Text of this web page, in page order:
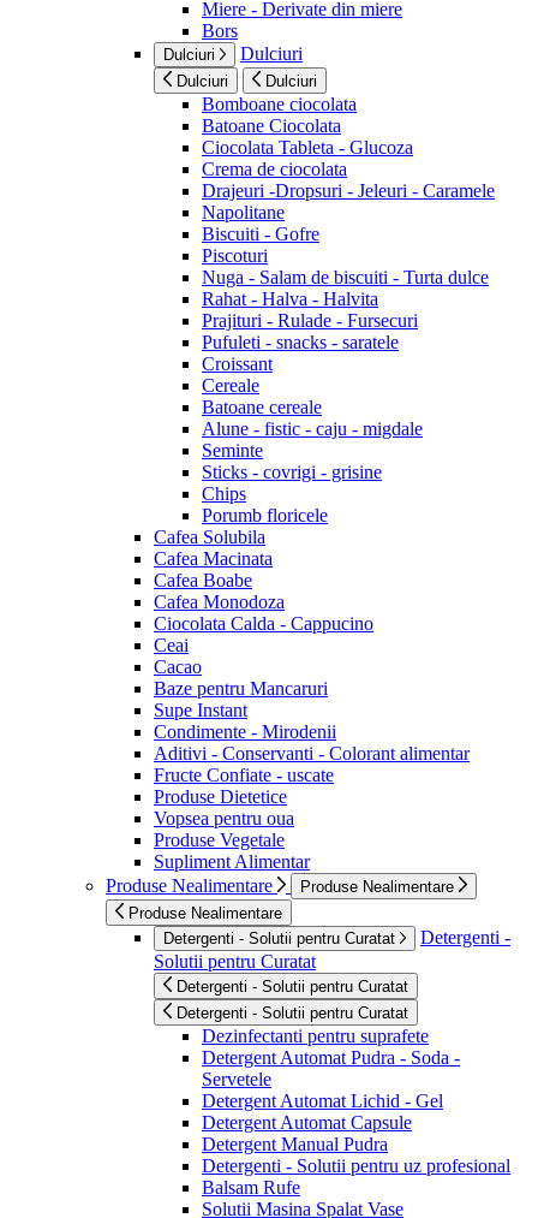
Miere - Derivate din miere
Bors
Dulciuri Dulciuri
Dulciuri Dulciuri
Bomboane ciocolata
Batoane Ciocolata
Ciocolata Tableta - Glucoza
Crema de ciocolata
Drajeuri -Dropsuri - Jeleuri - Caramele
Napolitane
Biscuiti - Gofre
Piscoturi
Nuga - Salam de biscuiti - Turta dulce
Rahat - Halva - Halvita
Prajituri - Rulade - Fursecuri
Pufuleti - snacks - saratele
Croissant
Cereale
Batoane cereale
Alune - fistic - caju - migdale
Seminte
Sticks - covrigi - grisine
Chips
Porumb floricele
Cafea Solubila
Cafea Macinata
Cafea Boabe
Cafea Monodoza
Ciocolata Calda - Cappucino
Ceai
Cacao
Baze pentru Mancaruri
Supe Instant
Condimente - Mirodenii
Aditivi - Conservanti - Colorant alimentar
Fructe Confiate - uscate
Produse Dietetice
Vopsea pentru oua
Produse Vegetale
Supliment Alimentar
Produse Nealimentare
Produse Nealimentare
Produse Nealimentare
Detergenti - Solutii pentru Curatat
Detergenti -
Solutii pentru Curatat
Detergenti - Solutii pentru Curatat
Detergenti - Solutii pentru Curatat
Dezinfectanti pentru suprafete
Detergent Automat Pudra - Soda -
Servetele
Detergent Automat Lichid - Gel
Detergent Automat Capsule
Detergent Manual Pudra
Detergenti - Solutii pentru uz profesional
Balsam Rufe
Solutii Masina Spalat Vase